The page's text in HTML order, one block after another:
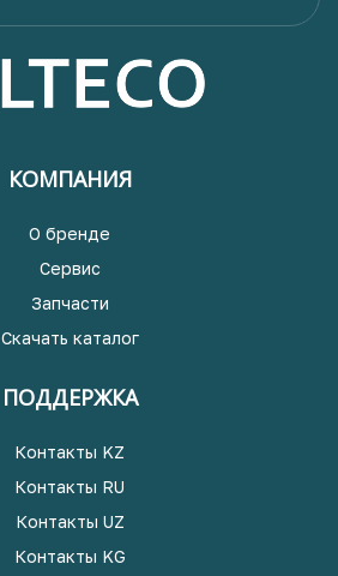
КОМПАНИЯ
О бренде
Сервис
Запчасти
Скачать каталог
ПОДДЕРЖКА
Контакты KZ
Контакты RU
Контакты UZ
Контакты KG